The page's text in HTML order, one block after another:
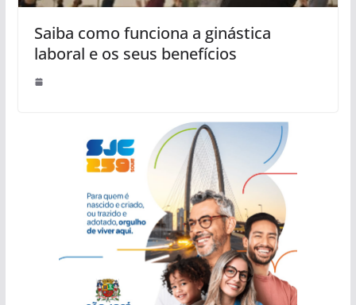
Saiba como funciona a ginástica
laboral e os seus benefícios